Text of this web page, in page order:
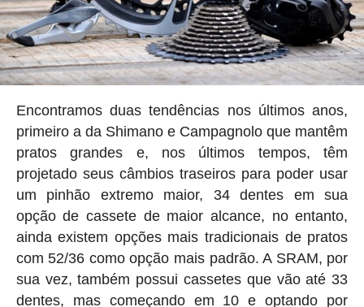
Encontramos duas tendências nos últimos anos,
primeiro a da Shimano e Campagnolo que mantêm
pratos grandes e, nos últimos tempos, têm
projetado seus câmbios traseiros para poder usar
um pinhão extremo maior, 34 dentes em sua
opção de cassete de maior alcance, no entanto,
ainda existem opções mais tradicionais de pratos
com 52/36 como opção mais padrão. A SRAM, por
sua vez, também possui cassetes que vão até 33
dentes, mas começando em 10 e optando por